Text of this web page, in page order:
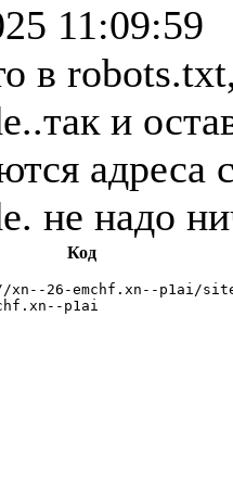
11:09:59
в
и
адреса
не надо
Код
26-emchf.xn--p1ai/
p1ai